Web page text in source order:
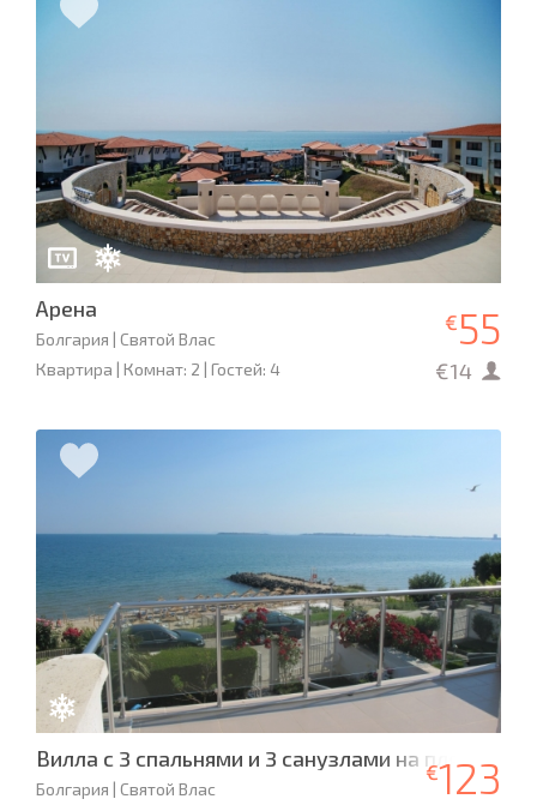
Арена
Болгария | Святой Влас
Квартира | Комнат: 2 | Гостей: 4
€55
€14
Вилла с 3 спальнями и 3 санузлами на пляже
Болгария | Святой Влас
€123